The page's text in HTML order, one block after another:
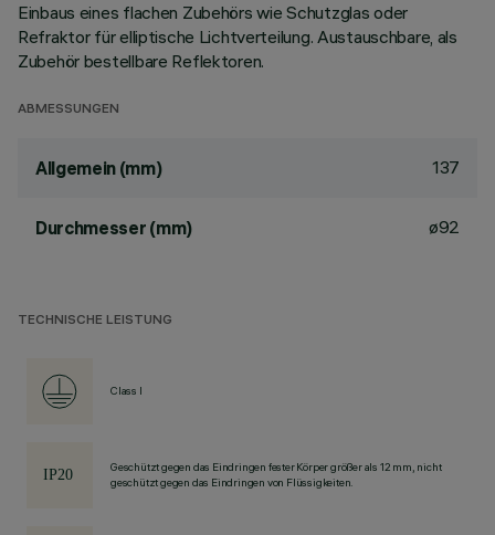
Einbaus eines flachen Zubehörs wie Schutzglas oder
Refraktor für elliptische Lichtverteilung. Austauschbare, als
Zubehör bestellbare Reflektoren.
ABMESSUNGEN
Allgemein (mm) 137
Durchmesser (mm) ø92
TECHNISCHE LEISTUNG
Class I
Geschützt gegen das Eindringen fester Körper größer als 12 mm, nicht
geschützt gegen das Eindringen von Flüssigkeiten.